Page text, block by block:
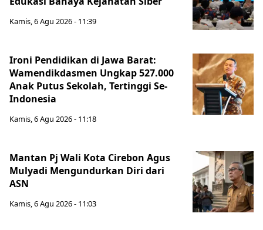
Kamis, 6 Agu 2026 - 11:39
Ironi Pendidikan di Jawa Barat:
Wamendikdasmen Ungkap 527.000
Anak Putus Sekolah, Tertinggi Se-
Indonesia
Kamis, 6 Agu 2026 - 11:18
Mantan Pj Wali Kota Cirebon Agus
Mulyadi Mengundurkan Diri dari
ASN
Kamis, 6 Agu 2026 - 11:03